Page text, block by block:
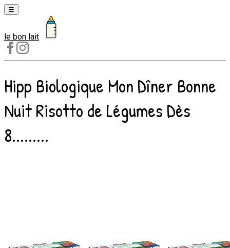
☰
Laits
1er
âge
Laits
2e
âge
de
le bon lait
Hipp Biologique Mon Dîner Bonne
Nuit Risotto de Légumes Dès
8.........